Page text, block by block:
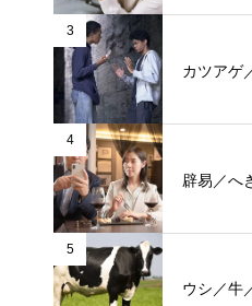
3
カツアゲ
4
辟易／へ
5
ウシ／牛